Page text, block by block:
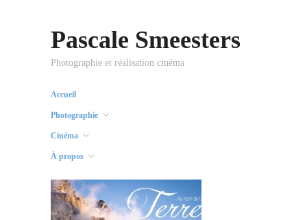
Pascale Smeesters
Photographie et réalisation cinéma
Accueil
Photographie
Cinéma
À propos